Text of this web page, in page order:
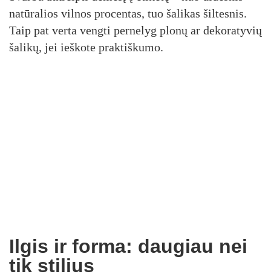
natūralios vilnos procentas, tuo šalikas šiltesnis.
Taip pat verta vengti pernelyg plonų ar dekoratyvių
šalikų, jei ieškote praktiškumo.
Ilgis ir forma: daugiau nei
tik stilius